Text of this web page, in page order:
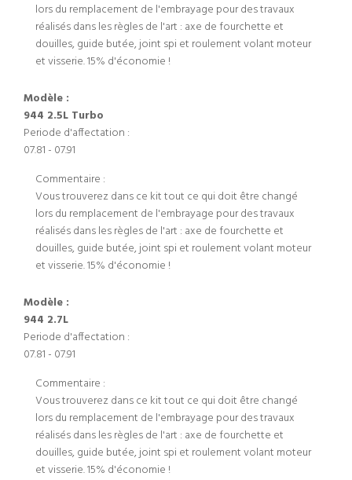
lors du remplacement de l'embrayage pour des travaux
réalisés dans les règles de l'art : axe de fourchette et
douilles, guide butée, joint spi et roulement volant moteur
et visserie. 15% d'économie !
Modèle :
944 2.5L Turbo
Periode d'affectation :
07.81 - 07.91
Commentaire :
Vous trouverez dans ce kit tout ce qui doit être changé
lors du remplacement de l'embrayage pour des travaux
réalisés dans les règles de l'art : axe de fourchette et
douilles, guide butée, joint spi et roulement volant moteur
et visserie. 15% d'économie !
Modèle :
944 2.7L
Periode d'affectation :
07.81 - 07.91
Commentaire :
Vous trouverez dans ce kit tout ce qui doit être changé
lors du remplacement de l'embrayage pour des travaux
réalisés dans les règles de l'art : axe de fourchette et
douilles, guide butée, joint spi et roulement volant moteur
et visserie. 15% d'économie !